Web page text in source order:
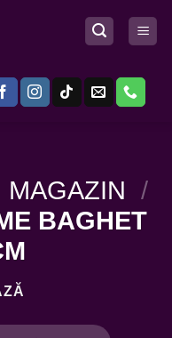
MAGAZIN /
BAGHET